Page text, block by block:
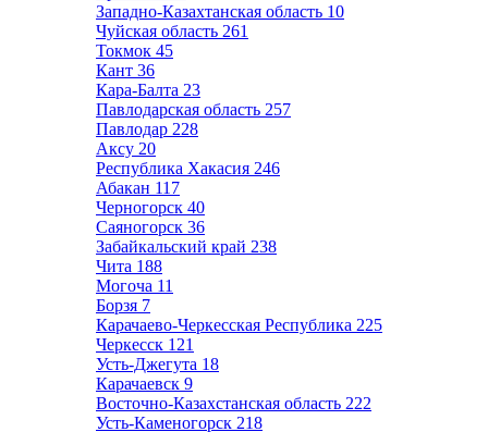
Западно-Казахтанская область 10
Чуйская область 261
Токмок 45
Кант 36
Кара-Балта 23
Павлодарская область 257
Павлодар 228
Аксу 20
Республика Хакасия 246
Абакан 117
Черногорск 40
Саяногорск 36
Забайкальский край 238
Чита 188
Могоча 11
Борзя 7
Карачаево-Черкесская Республика 225
Черкесск 121
Усть-Джегута 18
Карачаевск 9
Восточно-Казахстанская область 222
Усть-Каменогорск 218